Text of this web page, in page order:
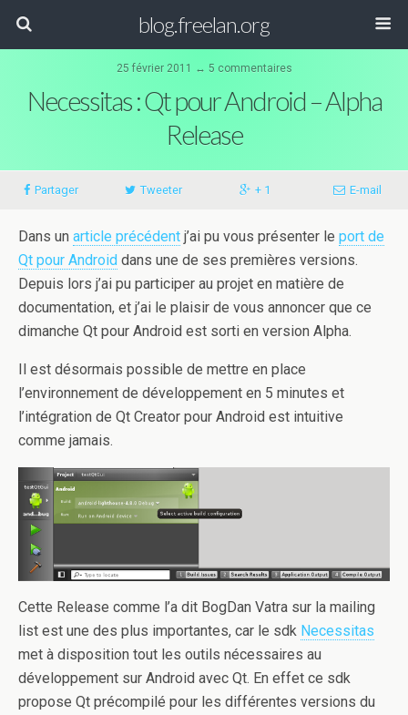
blog.freelan.org
25 février 2011 ↔ 5 commentaires
Necessitas : Qt pour Android – Alpha
Release
Partager Tweeter + 1 E-mail
Dans un article précédent j’ai pu vous présenter le port de
Qt pour Android dans une de ses premières versions.
Depuis lors j’ai pu participer au projet en matière de
documentation, et j’ai le plaisir de vous annoncer que ce
dimanche Qt pour Android est sorti en version Alpha.
Il est désormais possible de mettre en place
l’environnement de développement en 5 minutes et
l’intégration de Qt Creator pour Android est intuitive
comme jamais.
Cette Release comme l’a dit BogDan Vatra sur la mailing
list est une des plus importantes, car le sdk Necessitas
met à disposition tout les outils nécessaires au
développement sur Android avec Qt. En effet ce sdk
propose Qt précompilé pour les différentes versions du